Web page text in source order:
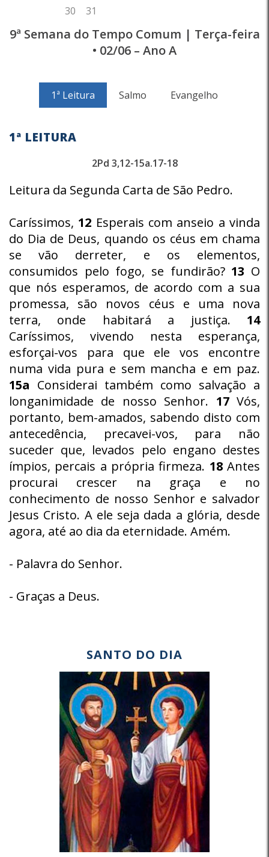
9ª Semana do Tempo Comum | Terça-feira
• 02/06 – Ano A
1ª Leitura Salmo Evangelho
1ª LEITURA
2Pd 3,12-15a.17-18
Leitura da Segunda Carta de São Pedro.
Caríssimos, 12 Esperais com anseio a vinda
do Dia de Deus, quando os céus em chama
se vão derreter, e os elementos,
consumidos pelo fogo, se fundirão? 13 O
que nós esperamos, de acordo com a sua
promessa, são novos céus e uma nova
terra, onde habitará a justiça. 14
Caríssimos, vivendo nesta esperança,
esforçai-vos para que ele vos encontre
numa vida pura e sem mancha e em paz.
15a Considerai também como salvação a
longanimidade de nosso Senhor. 17Vós,
portanto, bem-amados, sabendo disto com
antecedência, precavei-vos, para não
suceder que, levados pelo engano destes
ímpios, percais a própria firmeza. 18Antes
procurai crescer na graça e no
conhecimento de nosso Senhor e salvador
Jesus Cristo. A ele seja dada a glória, desde
agora, até ao dia da eternidade. Amém.
- Palavra do Senhor.
- Graças a Deus.
SANTO DO DIA